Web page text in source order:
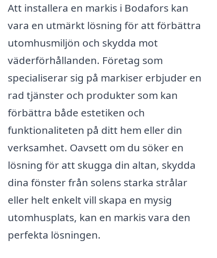
Att installera en markis i Bodafors kan
vara en utmärkt lösning för att förbättra
utomhusmiljön och skydda mot
väderförhållanden. Företag som
specialiserar sig på markiser erbjuder en
rad tjänster och produkter som kan
förbättra både estetiken och
funktionaliteten på ditt hem eller din
verksamhet. Oavsett om du söker en
lösning för att skugga din altan, skydda
dina fönster från solens starka strålar
eller helt enkelt vill skapa en mysig
utomhusplats, kan en markis vara den
perfekta lösningen.